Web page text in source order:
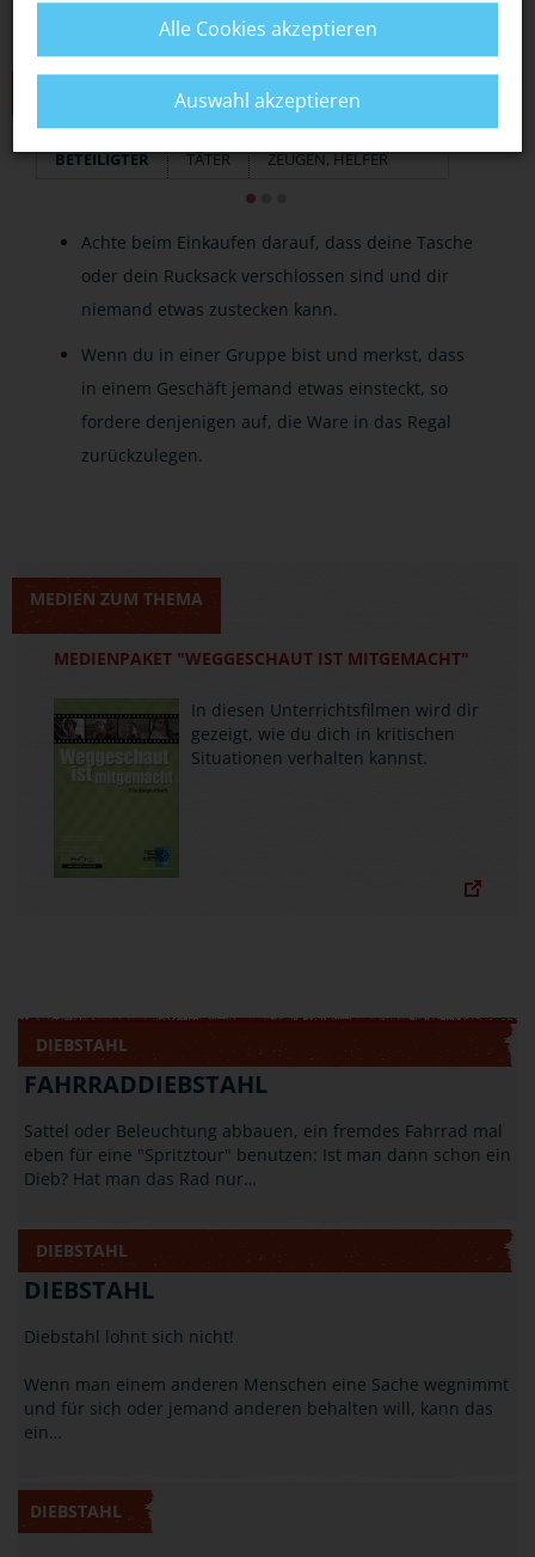
BETEILIGTER TÄTER ZEUGEN, HELFER
Achte beim Einkaufen darauf, dass deine Tasche
oder dein Rucksack verschlossen sind und dir
niemand etwas zustecken kann.
Wenn du in einer Gruppe bist und merkst, dass
in einem Geschäft jemand etwas einsteckt, so
fordere denjenigen auf, die Ware in das Regal
zurückzulegen.
MEDIEN ZUM THEMA
MEDIENPAKET "WEGGESCHAUT IST MITGEMACHT"
In diesen Unterrichtsfilmen wird dir
gezeigt, wie du dich in kritischen
Situationen verhalten kannst.
DIEBSTAHL
FAHRRADDIEBSTAHL
Sattel oder Beleuchtung abbauen, ein fremdes Fahrrad mal
eben für eine "Spritztour" benutzen: Ist man dann schon ein
Dieb? Hat man das Rad nur…
DIEBSTAHL
DIEBSTAHL
Diebstahl lohnt sich nicht!
Wenn man einem anderen Menschen eine Sache wegnimmt
und für sich oder jemand anderen behalten will, kann das
ein…
DIEBSTAHL
Alle Cookies akzeptieren
Auswahl akzeptieren